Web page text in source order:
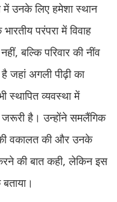
में उनके लिए हमेशा स्थान
परंपरा में विवाह
बल्कि परिवार की नींव
जहां अगली पीढ़ी का
स्थापित व्यवस्था में
है। उन्होंने समलैंगिक
वकालत की और उनके
की बात कही, लेकिन इस